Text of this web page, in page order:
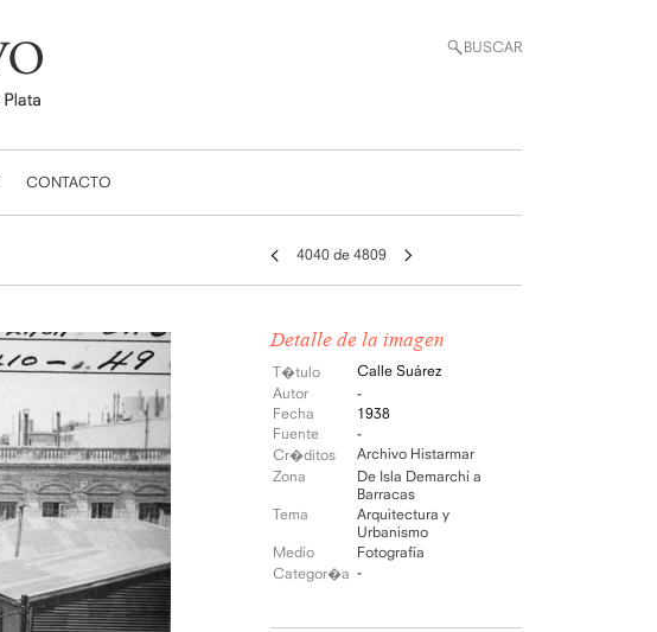
BUSCAR
CONTACTO
4040 de 4809
Detalle de la imagen
T�tulo
Calle Suárez
Autor
-
Fecha
1938
Fuente
-
Cr�ditos
Archivo Histarmar
Zona
De Isla Demarchi a
Barracas
Tema
Arquitectura y
Urbanismo
Medio
Fotografía
Categor�a -